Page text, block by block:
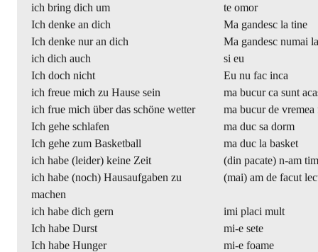
ich bring dich um
te omor
Ich denke an dich
Ma gandesc la tine
Ich denke nur an dich
Ma gandesc numai
ich dich auch
si eu
Ich doch nicht
Eu nu fac inca
ich freue mich zu Hause sein
ma bucur ca sunt
ich frue mich über das schöne wetter
ma bucur de vremea
Ich gehe schlafen
ma duc sa dorm
Ich gehe zum Basketball
ma duc la basket
ich habe (leider) keine Zeit
(din pacate) n-am
ich habe (noch) Hausaufgaben zu
machen
(mai) am de facut
ich habe dich gern
imi placi mult
Ich habe Durst
mi-e sete
Ich habe Hunger
mi-e foame